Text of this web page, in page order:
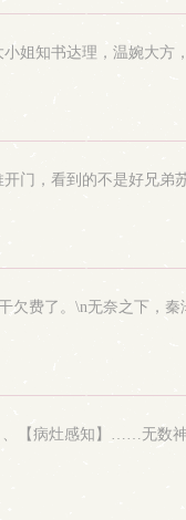
姐知书达理，温婉大方
门，看到的不是好兄
费了。\n无奈之下，
【病灶感知】……无数